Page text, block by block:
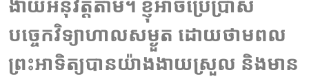
ងាយអនុវត្តតាម។ ខ្ញុំអាចប្រើប្រាស់
បច្ចេកវិទ្យាហាលសម្ងួត ដោយថាមពល
ព្រះអាទិត្យបានយ៉ាងងាយស្រួល​ និងមាន